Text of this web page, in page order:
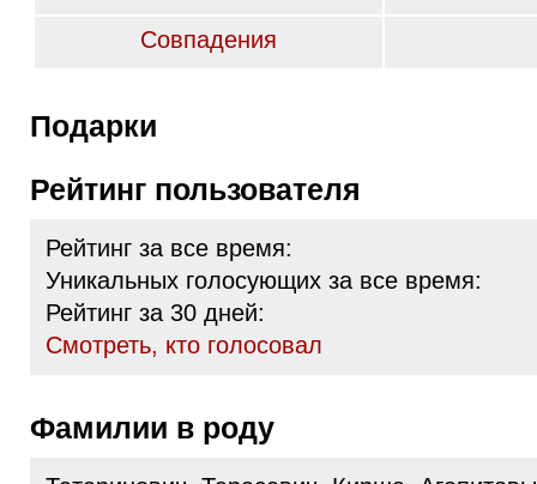
Совпадения
Подарки
Рейтинг пользователя
Рейтинг за все время:
Уникальных голосующих за все время:
Рейтинг за 30 дней:
Cмотреть, кто голосовал
Фамилии в роду